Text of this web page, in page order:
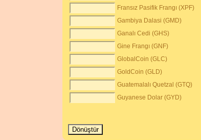
Fransız Pasifik Frangı (XPF)
Gambiya Dalasi (GMD)
Ganalı Cedi (GHS)
Gine Frangı (GNF)
GlobalCoin (GLC)
GoldCoin (GLD)
Guatemalalı Quetzal (GTQ)
Guyanese Dolar (GYD)